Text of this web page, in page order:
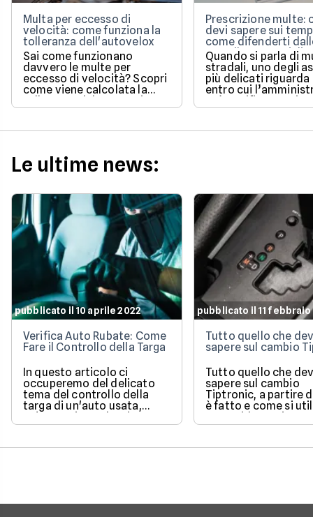
Multa per eccesso di
velocità: come funziona la
tolleranza dell'autovelox
Sai come funzionano
davvero le multe per
eccesso di velocità? Scopri
come viene calcolata la
tolleranza del 5% prevista
dalla legge e quali sono le
2026 per evitare brutte
Prescrizione multe:
devi sapere sui
come difenderti
cartelle esattoriali
Quando si parla di
stradali, uno degli
più delicati riguarda
entro cui
può notificare o
un pagamento.
Le ultime news:
pubblicato il 10 aprile 2022
Verifica Auto Rubate: Come
Fare il Controllo della Targa
In questo articolo ci
occuperemo del delicato
tema del controllo della
targa di un'auto usata,
un'operazione che si
effettua quando si ha il
sia stata rubata. Ne
pubblicato il 11 febbraio
Tutto quello che
sapere sul cambio
Tutto quello che
sapere sul cambio
Tiptronic, a partire
è fatto e come si
Una guida pratica e
semplice di un